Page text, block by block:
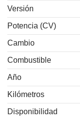
Versión
Potencia (CV)
Cambio
Combustible
Año
Kilómetros
Disponibilidad